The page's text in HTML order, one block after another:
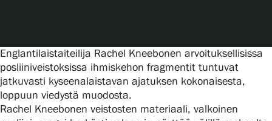
SERLACHIUS+
Englantilaistaiteilija Rachel Kneebonen arvoituksellisissa
posliiniveistoksissa ihmiskehon fragmentit tuntuvat
jatkuvasti kyseenalaistavan ajatuksen kokonaisesta,
loppuun viedystä muodosta.
Rachel Kneebonen veistosten materiaali, valkoinen